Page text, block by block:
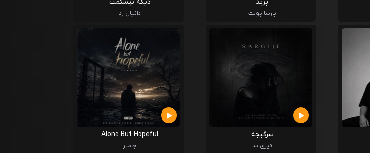
پرید
پارسا پوئت
دیگه نیستمت
دانیال زد
سرگیجه
فیری سا
Alone But Hopeful
جامپر